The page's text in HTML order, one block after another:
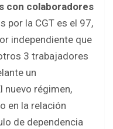
con colaboradores
por la CGT es el 97,
independiente que
3 trabajadores
un
nuevo régimen,
en la relación
de dependencia